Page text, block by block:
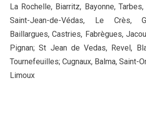
La Rochelle, Biarritz, Bayonne,
Saint-Jean-de-Védas, Le Crès,
Baillargues, Castries, Fabrègues,
Pignan; St Jean de Vedas, Revel,
Tournefeuilles; Cugnaux, Balma, Saint-
Limoux